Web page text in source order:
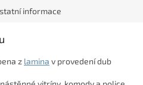
informace
z lamina v provedení dub